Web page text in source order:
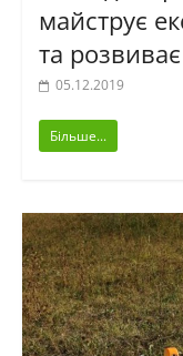
майструє
та
05.12.2019
Більше...